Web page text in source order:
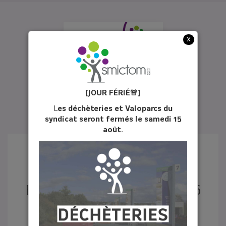
x
[JOUR FÉ RIÉ🚨]
Les déchèteries et Valoparcs du
syndicat seront fermés le samedi 15
août.
ÉCHO DU TRI N°31 - JUIN 2026